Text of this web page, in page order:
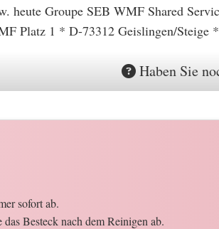
heute Groupe SEB WMF Shared
Platz 1 * D-73312 Geislingen/Steige
Haben Sie
sofort ab.
Besteck nach dem Reinigen ab.